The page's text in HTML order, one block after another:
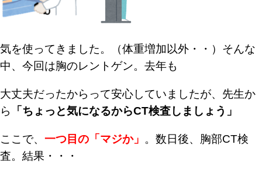
気を使ってきました。（体重増加以外・・） そんな
中、今回は胸のレントゲン。去年も
大丈夫だったからって安心していましたが、 先生か
ら
「ちょっと気になるからCT検査しましょう」
ここで、 一つ目の「マジか」 。 数日後、胸部CT検
査。結果・・・